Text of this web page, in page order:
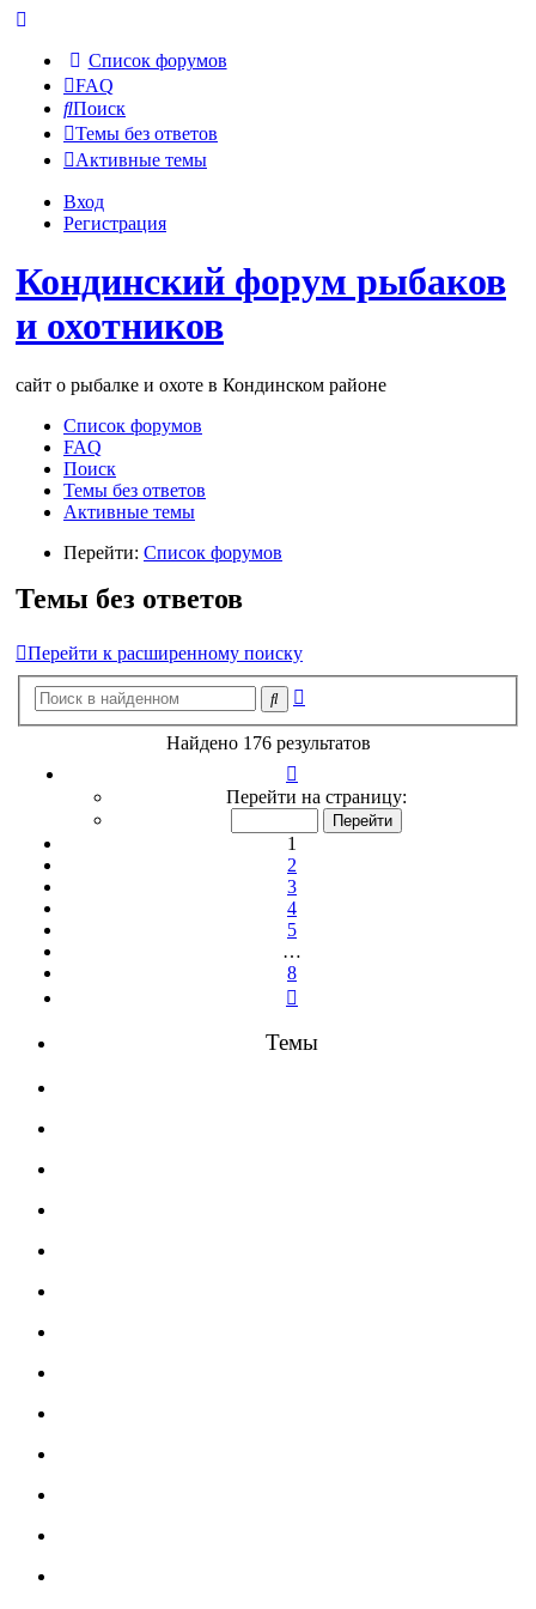
Список форумов
FAQ
Поиск
Темы без ответов
Активные темы
Вход
Регистрация
Кондинский форум рыбаков
и охотников
сайт о рыбалке и охоте в Кондинском районе
Список форумов
FAQ
Поиск
Темы без ответов
Активные темы
Перейти: Список форумов
Темы без ответов
Перейти к расширенному поиску
Поиск
Найдено 176 результатов
1
из
8
Перейти на страницу:
1
2
3
4
5
…
8
Темы